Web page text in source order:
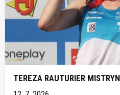
TEREZA RAUTURIER